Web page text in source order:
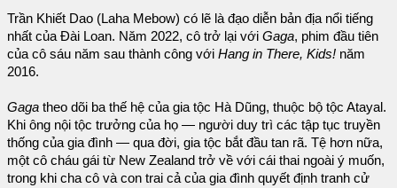
Trần Khiết Dao (Laha Mebow) có lẽ là đạo diễn bản địa nổi tiếng
nhất của Đài Loan. Năm 2022, cô trở lại với Gaga, phim đầu tiên
của cô sáu năm sau thành công với Hang in There, Kids! năm
2016.
Gaga theo dõi ba thế hệ của gia tộc Hà Dũng, thuộc bộ tộc Atayal.
Khi ông nội tộc trưởng của họ — người duy trì các tập tục truyền
thống của gia đình — qua đời, gia tộc bắt đầu tan rã. Tệ hơn nữa,
một cô cháu gái từ New Zealand trở về với cái thai ngoài ý muốn,
trong khi cha cô và con trai cả của gia đình quyết định tranh cử